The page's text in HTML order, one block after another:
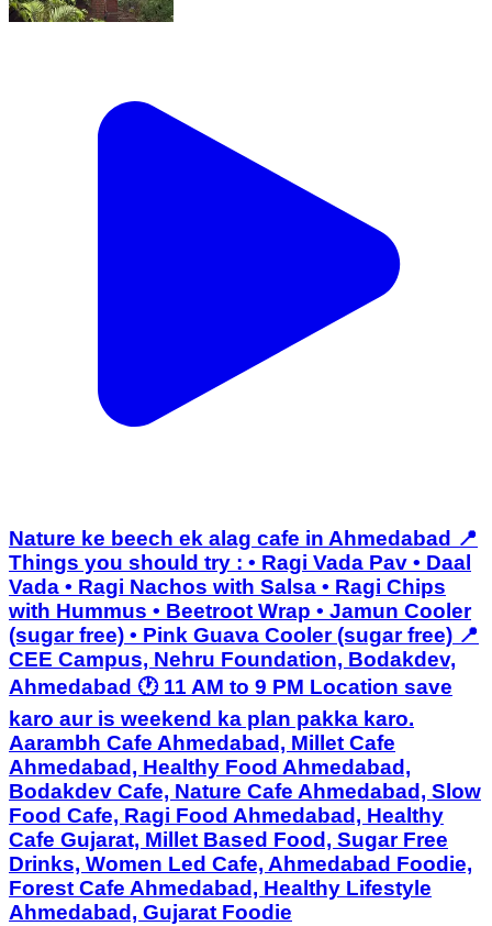
Nature ke beech ek alag cafe in Ahmedabad 📍
Things you should try : • Ragi Vada Pav • Daal
Vada • Ragi Nachos with Salsa • Ragi Chips
with Hummus • Beetroot Wrap • Jamun Cooler
(sugar free) • Pink Guava Cooler (sugar free) 📍
CEE Campus, Nehru Foundation, Bodakdev,
Ahmedabad 🕐 11 AM to 9 PM Location save
karo aur is weekend ka plan pakka karo.
Aarambh Cafe Ahmedabad, Millet Cafe
Ahmedabad, Healthy Food Ahmedabad,
Bodakdev Cafe, Nature Cafe Ahmedabad, Slow
Food Cafe, Ragi Food Ahmedabad, Healthy
Cafe Gujarat, Millet Based Food, Sugar Free
Drinks, Women Led Cafe, Ahmedabad Foodie,
Forest Cafe Ahmedabad, Healthy Lifestyle
Ahmedabad, Gujarat Foodie